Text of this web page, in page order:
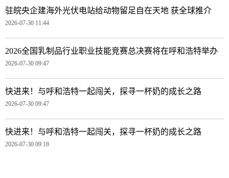
驻皖央企建海外光伏电站给动物留足自在天地 获全球推介
2026-07-30 11:44
2026全国乳制品行业职业技能竞赛总决赛将在呼和浩特举办
2026-07-30 09:47
快进来！与呼和浩特一起闯关，探寻一杯奶的成长之路
2026-07-30 09:47
快进来！与呼和浩特一起闯关，探寻一杯奶的成长之路
2026-07-30 09:18